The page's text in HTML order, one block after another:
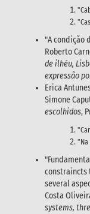
"A condição
Roberto
de ilhéu,
expressão
Erica
Simone
escolhidos,
"Na
constraincts
several
Costa
systems,